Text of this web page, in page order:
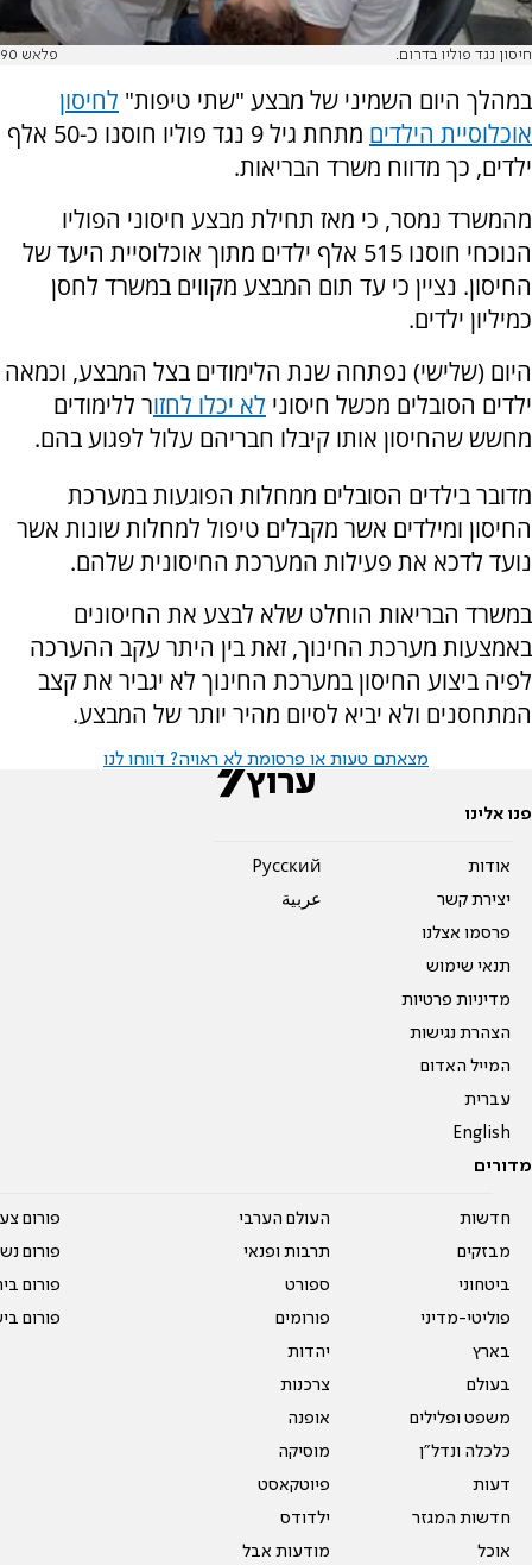
חיסון נגד פוליו בדרום. פלאש 90
במהלך היום השמיני של מבצע "שתי טיפות" לחיסון
אוכלוסיית הילדים
מתחת גיל 9 נגד פוליו חוסנו כ-50 אלף
ילדים, כך מדווח משרד הבריאות.
מהמשרד נמסר, כי מאז תחילת מבצע חיסוני הפוליו
הנוכחי חוסנו 515 אלף ילדים מתוך אוכלוסיית היעד של
החיסון. נציין כי עד תום המבצע מקווים במשרד לחסן
כמיליון ילדים.
היום (שלישי) נפתחה שנת הלימודים בצל המבצע, וכמאה
ילדים הסובלים מכשל חיסוני לא יכלו לחזור ללימודים
מחשש שהחיסון אותו קיבלו חבריהם עלול לפגוע בהם.
מדובר בילדים הסובלים ממחלות הפוגעות במערכת
החיסון ומילדים אשר מקבלים טיפול למחלות שונות אשר
נועד לדכא את פעילות המערכת החיסונית שלהם.
במשרד הבריאות הוחלט שלא לבצע את החיסונים
באמצעות מערכת החינוך, זאת בין היתר עקב ההערכה
לפיה ביצוע החיסון במערכת החינוך לא יגביר את קצב
המתחסנים ולא יביא לסיום מהיר יותר של המבצע.
מצאתם טעות או פרסומת לא ראויה? דווחו לנו
פנו אלינו
אודות
יצירת קשר
פרסמו אצלנו
תנאי שימוש
מדיניות פרטיות
הצהרת נגישות
המייל האדום
עברית
English
Pусский
عربية
מדורים
חדשות
מבזקים
ביטחוני
פוליטי-מדיני
בארץ
בעולם
משפט ופלילים
כלכלה ונדל"ן
דעות
חדשות המגזר
אוכל
העולם הערבי
תרבות ופנאי
ספורט
פורומים
יהדות
צרכנות
אופנה
מוסיקה
פיוטקאסט
ילדודס
מודעות אבל
פורום
פורום
פורום
פורום